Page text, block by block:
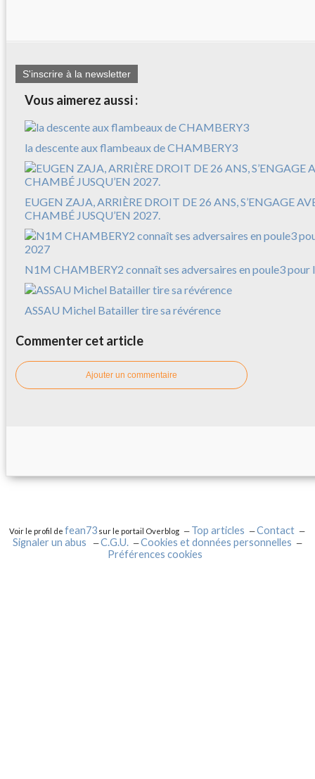
S'inscrire à la newsletter
Vous aimerez aussi :
la descente aux flambeaux de CHAMBERY3
EUGEN ZAJA, ARRIÈRE DROIT DE 26 ANS, S’ENGAGE
CHAMBÉ JUSQU’EN 2027.
N1M CHAMBERY2 connaît ses adversaires en poule3 pour
ASSAU Michel Batailler tire sa révérence
Commenter cet article
Ajouter un commentaire
Voir le profil defean73 sur le portail Overblog Top articles
Contact
Signaler un abus
C.G.U.
Cookies et données personnelles
Préférences cookies